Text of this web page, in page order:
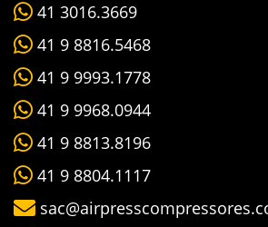
41 3016.3669
41 9 8816.5468
41 9 9993.1778
41 9 9968.0944
41 9 8813.8196
41 9 8804.1117